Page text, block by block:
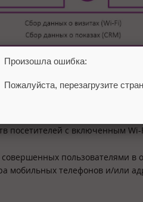
количества визитов
которые через специальные
посетителей с включенным Wi-
совершенных пользователями в
мобильных телефонов и/или
Произошла ошибка:
Пожалуйста, перезагрузите